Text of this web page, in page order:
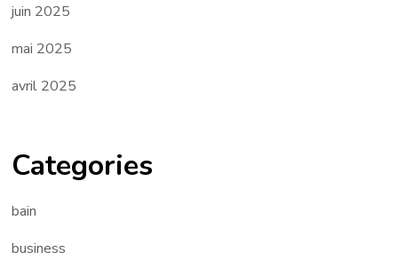
juin 2025
mai 2025
avril 2025
Categories
bain
business